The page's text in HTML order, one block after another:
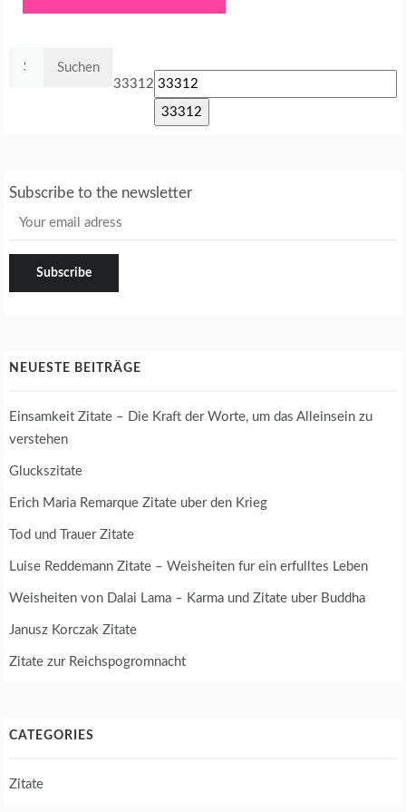
33312
Subscribe to the newsletter
NEUESTE BEITRÄGE
Einsamkeit Zitate – Die Kraft der Worte, um das Alleinsein zu
verstehen
Gluckszitate
Erich Maria Remarque Zitate uber den Krieg
Tod und Trauer Zitate
Luise Reddemann Zitate – Weisheiten fur ein erfulltes Leben
Weisheiten von Dalai Lama – Karma und Zitate uber Buddha
Janusz Korczak Zitate
Zitate zur Reichspogromnacht
CATEGORIES
Zitate